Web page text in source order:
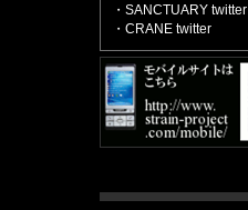
・SANCTUARY twitter
・CRANE twitter